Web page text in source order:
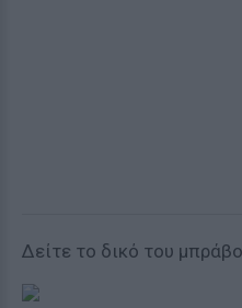
Δείτε το δικό του